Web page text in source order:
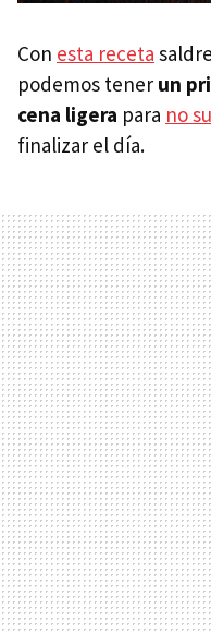
Con esta receta
podemos tener un
cena ligera para no
finalizar el día.